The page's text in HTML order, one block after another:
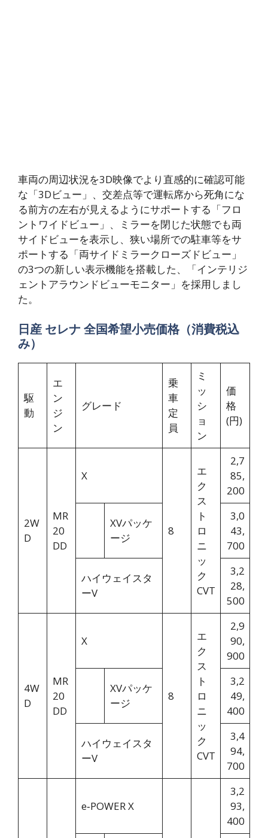
車両の周辺状況を3D映像でより直感的に確認可能
な「3Dビュー」、交差点等で運転席から死角にな
る前方の左右が見えるようにサポートする「フロ
ントワイドビュー」、ミラーを閉じた状態でも両
サイドビューを表示し、狭い場所での駐車等をサ
ポートする「両サイドミラークローズドビュー」
の3つの新しい表示機能を搭載した、「インテリジ
ェントアラウンドビューモニター」を採用しまし
た。
日産 セレナ 全国希望小売価格（消費税込
み）
駆
動
エ
ン
ジ
ン
グレード
乗
車
定
員
ミ
ッ
シ
ョ
ン
価
格
(円)
2W
D
MR
20
DD
X
8
エ
ク
ス
ト
ロ
ニ
ッ
ク
CVT
2,7
85,
200
XVパッケ
ージ
3,0
43,
700
ハイウェイスタ
ーV
3,2
28,
500
4W
D
MR
20
DD
X
8
エ
ク
ス
ト
ロ
ニ
ッ
ク
CVT
2,9
90,
900
XVパッケ
ージ
3,2
49,
400
ハイウェイスタ
ーV
3,4
94,
700
e‑POWER X
3,2
93,
400